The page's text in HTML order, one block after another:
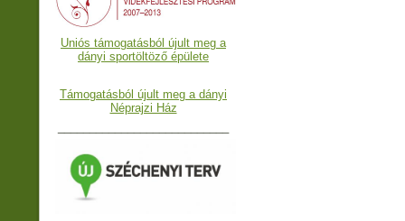
Uniós támogatásból újult meg a
dányi sportöltöző épülete
Támogatásból újult meg a dányi
Néprajzi Ház